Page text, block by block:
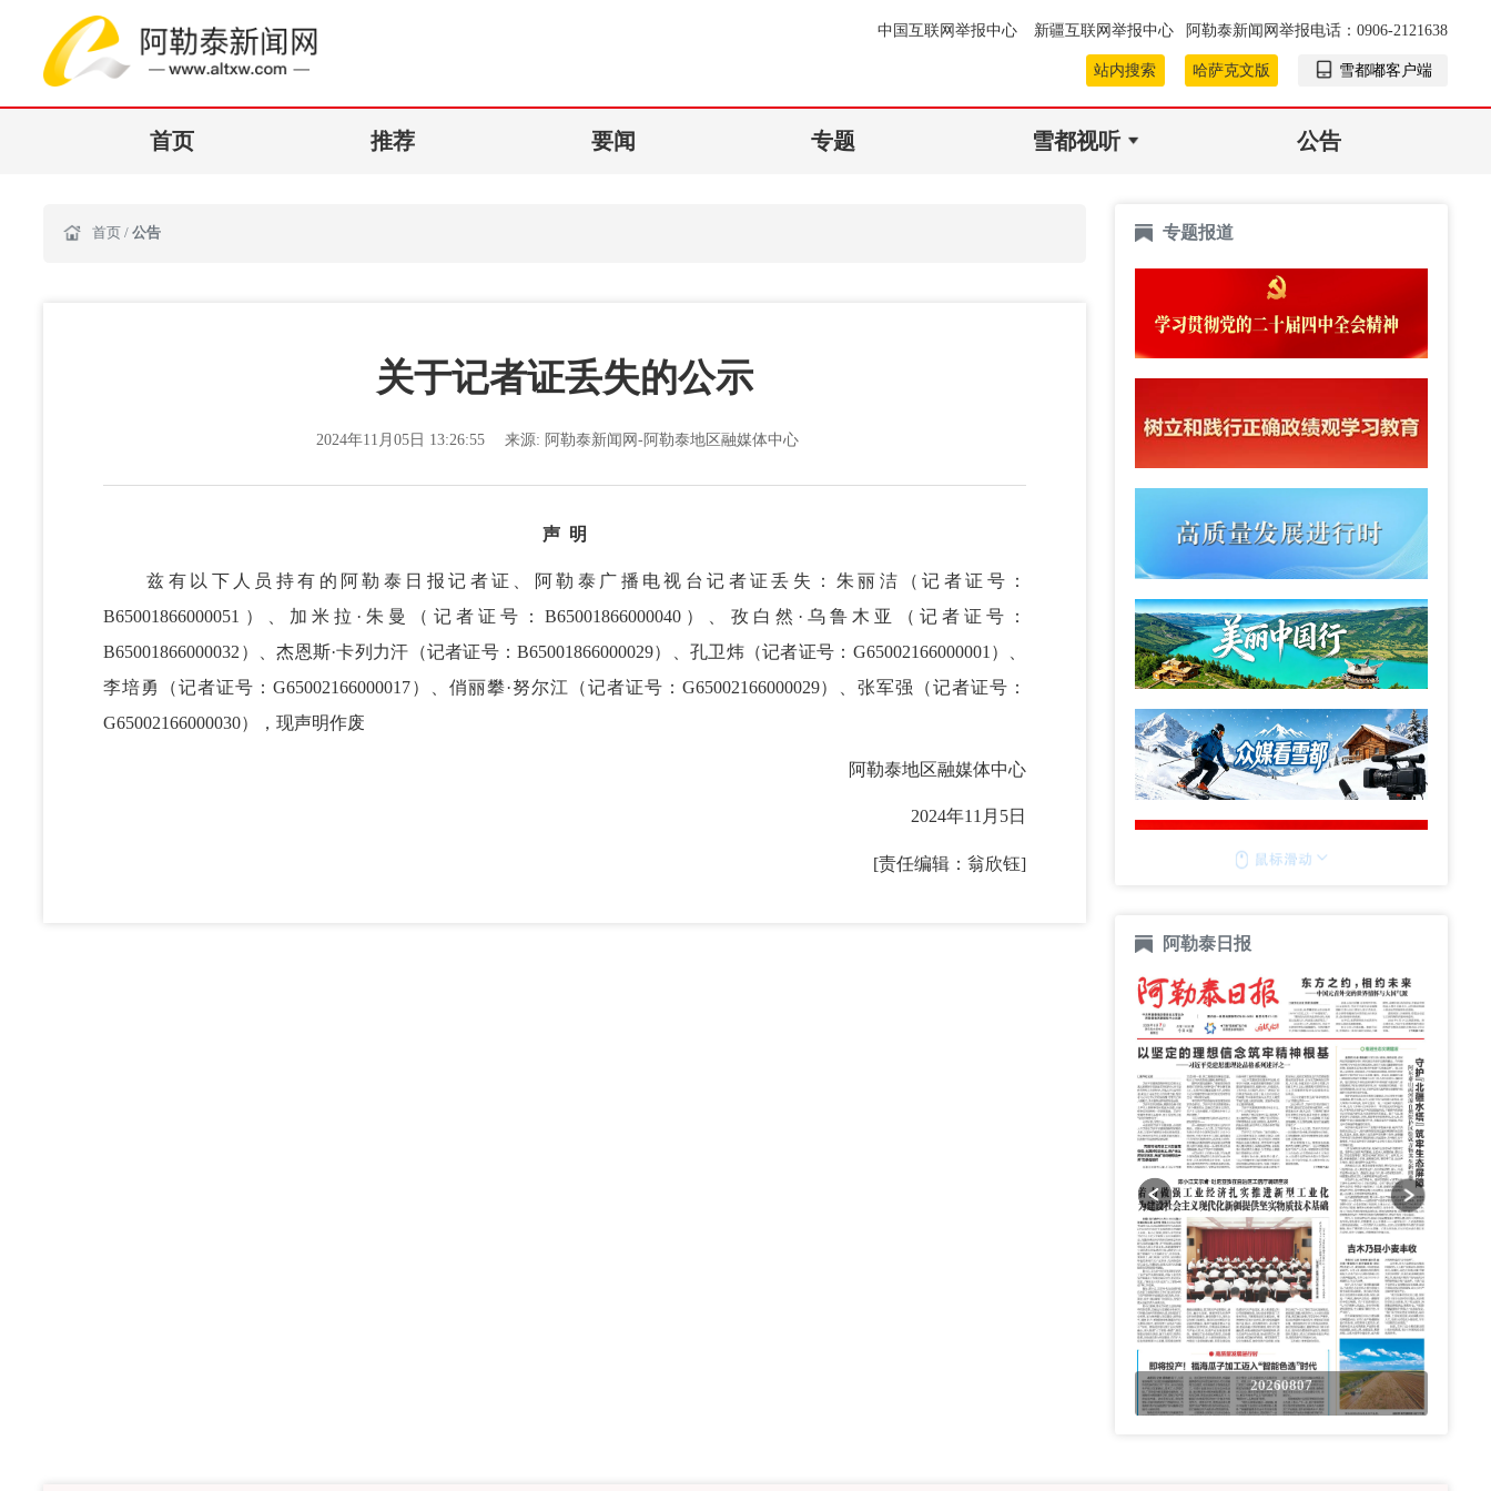
中国互联网举报中心 新疆互联网举报中心 阿勒泰新闻网举报电话：0906-2121638
站内搜索 哈萨克文版 雪都嘟客户端
首页 推荐 要闻 专题 雪都视听 公告
首页 / 公告
关于记者证丢失的公示
2024年11月05日 13:26:55 来源: 阿勒泰新闻网-阿勒泰地区融媒体中心
声 明
兹有以下人员持有的阿勒泰日报记者证、阿勒泰广播电视台记者证丢失：朱丽洁（记者证号：
B65001866000051）、加米拉·朱曼（记者证号：B65001866000040）、孜白然·乌鲁木亚（记者证号：
B65001866000032）、杰恩斯·卡列力汗（记者证号：B65001866000029）、孔卫炜（记者证号：G65002166000001）、
李培勇（记者证号：G65002166000017）、俏丽攀·努尔江（记者证号：G65002166000029）、张军强（记者证号：
G65002166000030），现声明作废
阿勒泰地区融媒体中心
2024年11月5日
[责任编辑：翁欣钰]
专题报道
阿勒泰日报
20260807